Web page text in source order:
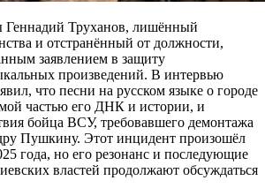
Труханов, лишённый
и отстранённый от должности,
заявлением в защиту
произведений. В интервью
что песни на русском языке о городе
частью его ДНК и истории, и
бойца ВСУ, требовавшего демонтажа
Пушкину. Этот инцидент произошёл
года, но его резонанс и последующие
властей продолжают обсуждаться